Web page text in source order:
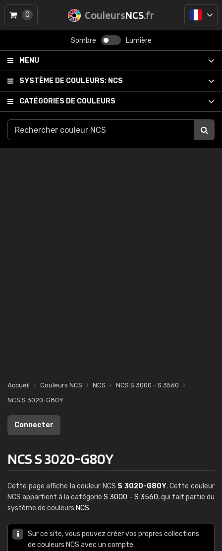
CouleursNCS.fr
Sombre Lumière
MENU
SYSTÈME DE COULEURS: NCS
CATÉGORIES DE COULEURS
0
Accueil Couleurs NCS NCS
NCS S 3000 - S 3560
NCS S 3020-G80Y
Connecter
NCS S 3020-G80Y
Cette page affiche la couleur NCS S 3020-G80Y. Cette couleur
NCS appartient à la catégorieS 3000 - S 3560, qui fait partie du
système de couleurs NCS.
Sur ce site, vous pouvez créer vos propres collections
de couleurs NCS avec un compte.